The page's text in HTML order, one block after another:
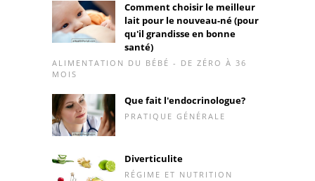
Comment choisir le meilleur
lait pour le nouveau-né (pour
qu'il grandisse en bonne
santé)
ALIMENTATION DU BÉBÉ - DE ZÉRO À 36
MOIS
Que fait l'endocrinologue?
PRATIQUE GÉNÉRALE
Diverticulite
RÉGIME ET NUTRITION